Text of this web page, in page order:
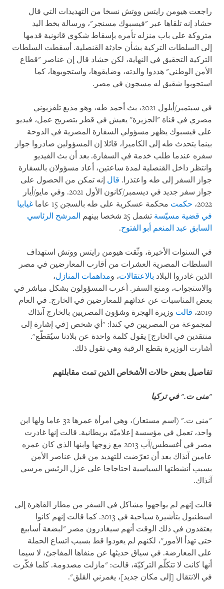
راجعت هيومن رايتس ووتش نسخا من التهديدات التي قال
حشاد إنه تلقاها عبر "فيسبوك مسنجر"، ورسالة بخط اليد
متروكة على باب منزله تأمره بإسقاط شكوى قانونية قدمها
إلى السلطات التركية بشأن حادثة القنصلية. أسقطت السلطات
التركية التحقيق في النهاية، لكن حشاد قال إن عناصر "قطاع
الأمن الوطني" هددوا والدته، وضايقوها، واستجوبوها، كما
استجوبوا شقيق له مسجون في مصر.
في سبتمبر/أيلول 2021، بث أحمد طه، وهو مذيع تلفزيوني
مصري في قناة "الجزيرة" يعيش في قطر بتصريح عمل، فيديو
على فيسبوك يظهر مسؤولي السفارة المصرية في الدوحة
بينما يتحدث طه إلى الكاميرا، قائلا إن المسؤولين صادروا جواز
سفره عندما طلب خدمة في السفارة. بعد أن بث الفيديو
وانتظر داخل القنصلية لمدة ساعتين، أعاد مسؤولان بالسفارة
جواز السفر إلى طه واعتذرا. قال إنه تمكن من الحصول على
جواز سفر جديد في ديسمبر/كانون الأول 2021. وفي مايو/أيار
2022، حكمت محكمة عسكرية على طه بالسجن 15 عاما
غيابيا
في قضية مسيّسة تشمل 25 شخصا بينهم
المرشح الرئاسي
السابق عبد المنعم أبو الفتوح.
في السنوات الأخيرة، وثّقت هيومن رايتس ووتش استهداف
السلطات المصرية العشرات من أقارب المعارضين في مصر
الذين غادروا البلاد بالاعتقالات، ومداهمات المنازل،
والاستجواب، ومنع السفر. أعرب المسؤولون بشكل مباشر في
بعض المناسبات عن عدائهم للمعارضين في الخارج. في العام
2019، قالت وزيرة الهجرة وشؤون المصريين بالخارج آنذاك
لمجموعة من المصريين في كندا: "أي شخص [في إشارة إلى
منتقدين في الخارج] يقول كلمة واحدة عن بلادنا سيُقطّع".
أشارت الوزيرة بقطع الرقبة وهي تقول ذلك.
تفاصيل بعض حالات الأشخاص الذين تمت مقابلتهم
"منى ت." في تركيا
"منى ت." (اسم مستعار)، وهي امرأة عمرها 32 عاما ولها ابن
واحد، تعمل في مؤسسة إعلاميّة بريطانية. قالت إنها غادرت
مصر في أغسطس/آب 2013 مع زوجها وابنها الذي كان عمره
عامين آنذاك بعد أن تعرّضت للتهديد من قبل عناصر الأمن
بسبب أنشطتها السياسية احتاجاجا على عزل الرئيس مرسي
آنذاك.
قالت إنهم لم يواجهوا مشاكل في السفر من مطار القاهرة إلى
اسطنبول بتأشيرة سياحية في 2013. كما قالت إنهم كانوا
يعتقدون في ذلك الوقت أنهم سيغادرون مصر "لبضعة أسابيع
حتى تهدأ الأمور"، لكنهم لم يعودوا قط بسبب اتساع الحملة
على المعارضة. في سياق حديثها عن منفاها المفاجئ، لا سيما
أنها كانت لا تتكلّم التركيّة، قالت: "مازلت مصدومة. كلما فكّرت
في الانتقال [إلى مكان جديد]، يغمرني القلق".